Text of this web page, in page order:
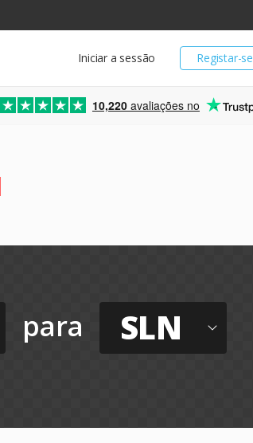
Registar-se
Iniciar a sessão
10,220 avaliações no
para SLN